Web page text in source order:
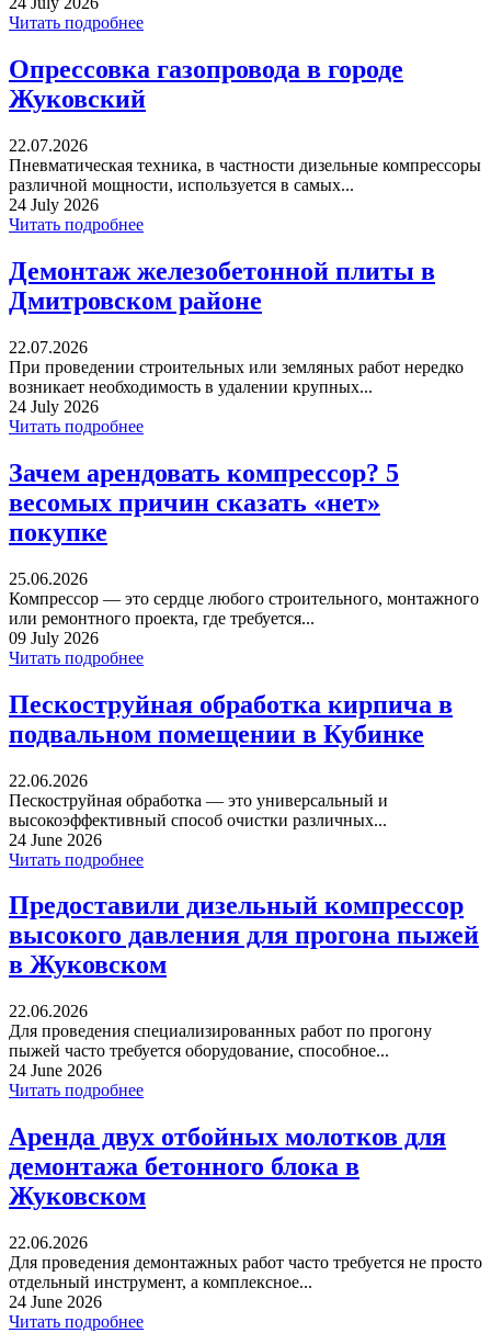
Читать подробнее
Опрессовка газопровода в городе
Жуковский
22.07.2026
Пневматическая техника, в частности дизельные компрессоры
различной мощности, используется в самых...
24 July 2026
Читать подробнее
Демонтаж железобетонной плиты в
Дмитровском районе
22.07.2026
При проведении строительных или земляных работ нередко
возникает необходимость в удалении крупных...
24 July 2026
Читать подробнее
Зачем арендовать компрессор? 5
весомых причин сказать «нет»
покупке
25.06.2026
Компрессор — это сердце любого строительного, монтажного
или ремонтного проекта, где требуется...
09 July 2026
Читать подробнее
Пескоструйная обработка кирпича в
подвальном помещении в Кубинке
22.06.2026
Пескоструйная обработка — это универсальный и
высокоэффективный способ очистки различных...
24 June 2026
Читать подробнее
Предоставили дизельный компрессор
высокого давления для прогона пыжей
в Жуковском
22.06.2026
Для проведения специализированных работ по прогону
пыжей часто требуется оборудование, способное...
24 June 2026
Читать подробнее
Аренда двух отбойных молотков для
демонтажа бетонного блока в
Жуковском
22.06.2026
Для проведения демонтажных работ часто требуется не просто
отдельный инструмент, а комплексное...
24 June 2026
Читать подробнее